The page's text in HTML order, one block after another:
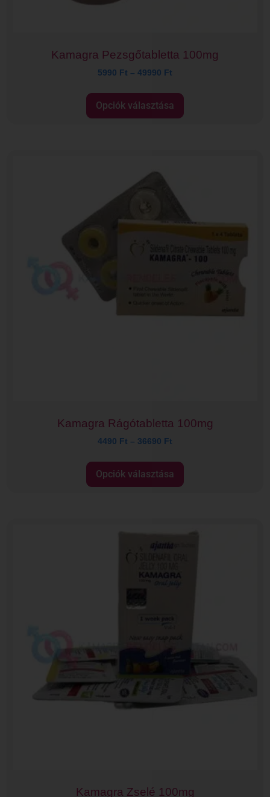
Kamagra Pezsgőtabletta 100mg
5990 Ft – 49990 Ft
Opciók választása
Kamagra Rágótabletta 100mg
4490 Ft – 36690 Ft
Opciók választása
Kamagra Zselé 100mg